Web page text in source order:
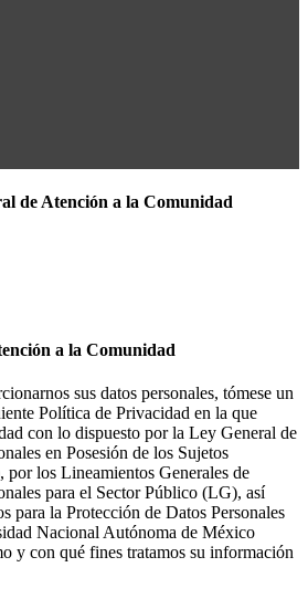
de Atención a la Comunidad
a la Comunidad
sus datos personales, tómese un
Política de Privacidad en la que
con lo dispuesto por la Ley General de
en Posesión de los Sujetos
los Lineamientos Generales de
para el Sector Público (LG), así
para la Protección de Datos Personales
Nacional Autónoma de México
y con qué fines tratamos su información